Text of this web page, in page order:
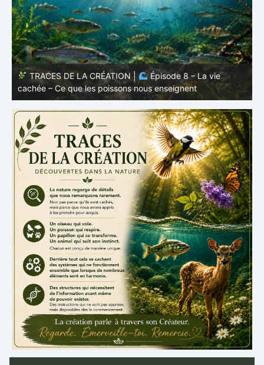
TRACES DE LA CRÉATION |
Épisode 8 – La vie
cachée – Ce que les poissons nous enseignent
.